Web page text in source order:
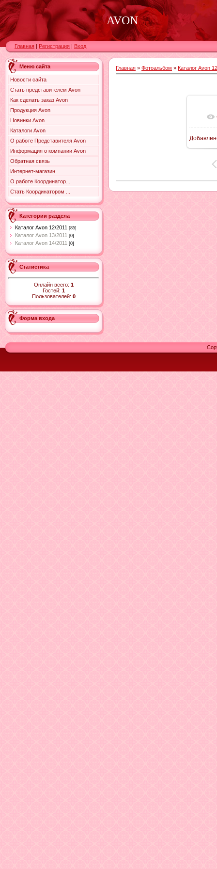
AVON
Главная | Регистрация | Вход
Меню сайта
Новости сайта
Стать представителем Avon
Как сделать заказ Avon
Продукция Avon
Новинки Avon
Каталоги Avon
О работе Представителя Avon
Информация о компании Avon
Обратная связь
Интернет-магазин
О работе Координатор...
Стать Координатором ...
Категории раздела
Каталог Avon 12/2011 [85]
Каталог Avon 13/2011 [0]
Каталог Avon 14/2011 [0]
Статистика
Онлайн всего: 1
Гостей: 1
Пользователей: 0
Форма входа
Главная » Фотоальбом » Каталог Avon